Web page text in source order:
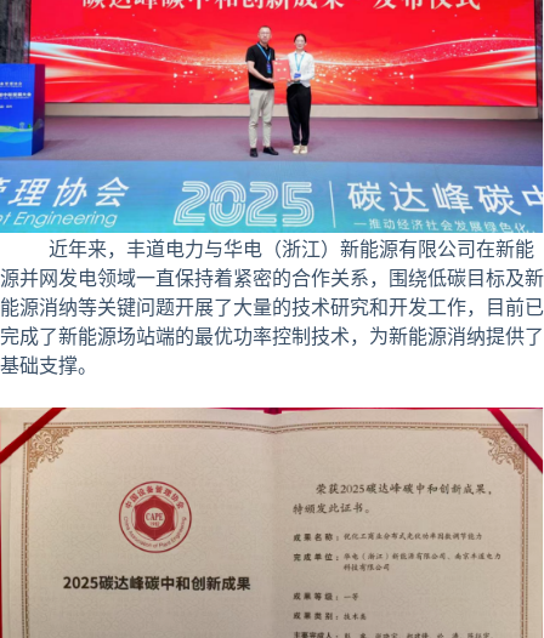
近年来，丰道电力与华电（浙江）新能源有限公司在新能
源并网发电领域一直保持着紧密的合作关系，围绕低碳目标及新
能源消纳等关键问题开展了大量的技术研究和开发工作，目前已
完成了新能源场站端的最优功率控制技术，为新能源消纳提供了
基础支撑。